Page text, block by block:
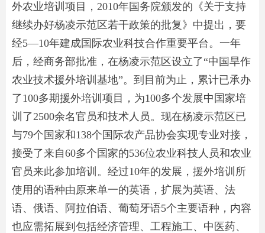
外农业培训项目，2010年国务院颁发的《关于支持
继续办好杨凌示范区若干政策的批复》中提出，要
经5—10年建成国际农业科技合作重要平台。一年
后，经商务部批准，在杨凌示范区设立了“中国旱作
农业技术援外培训基地”。到目前为止，累计已承办
了100多期援外培训项目，为100多个发展中国家培
训了2500余名官员和技术人员。现在杨凌示范区已
与79个国家和138个国际农产品协会实现专业对接，
接受了来自60多个国家的536位农业科技人员和农业
官员来此参加培训。经过10年的发展，援外培训所
使用的语种由原来单一的英语，扩展为英语、法
语、俄语、阿拉伯语、葡萄牙语5个主要语种，内容
也应需拓展到包括经济管理、工程施工、中医药、